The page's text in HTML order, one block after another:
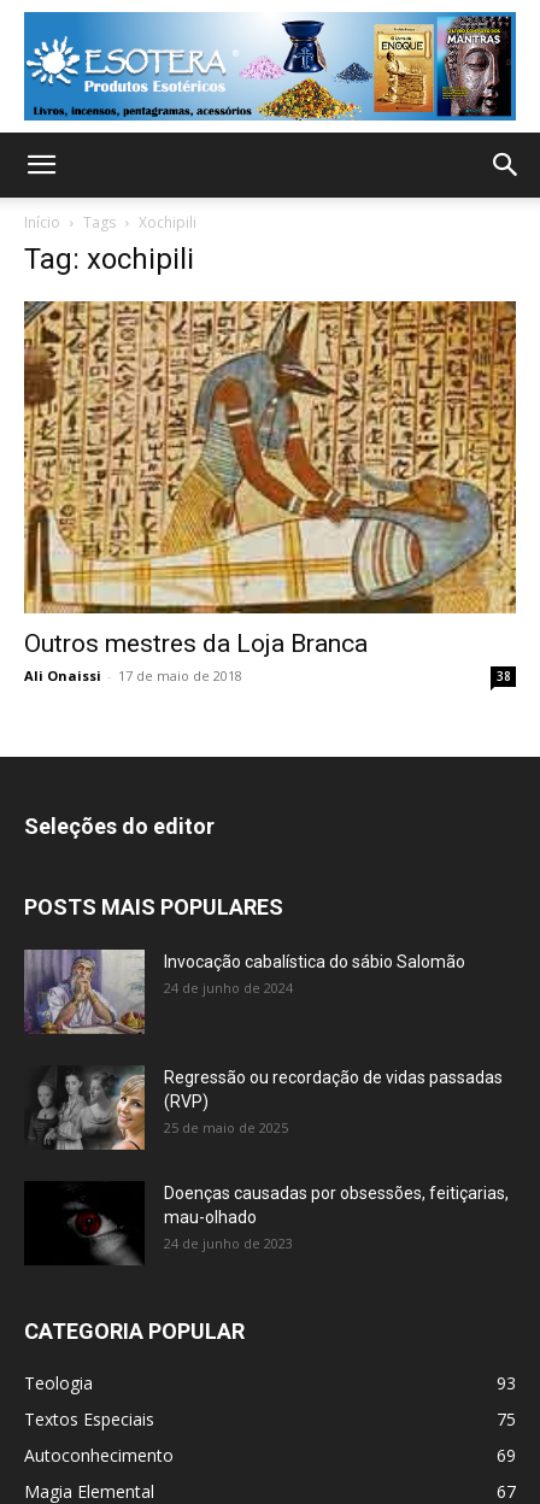
Início Tags Xochipili
Tag: xochipili
Outros mestres da Loja Branca
Ali Onaissi - 17 de maio de 2018 38
Seleções do editor
POSTS MAIS POPULARES
Invocação cabalística do sábio Salomão
24 de junho de 2024
Regressão ou recordação de vidas passadas
(RVP)
25 de maio de 2025
Doenças causadas por obsessões, feitiçarias,
mau-olhado
24 de junho de 2023
CATEGORIA POPULAR
Teologia
93
Textos Especiais
75
Autoconhecimento
69
Magia Elemental
67